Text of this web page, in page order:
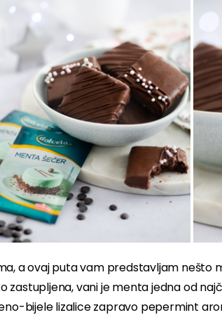
a ovaj puta vam predstavljam nešto
zastupljena, vani je menta jedna od
bijele lizalice zapravo pepermint